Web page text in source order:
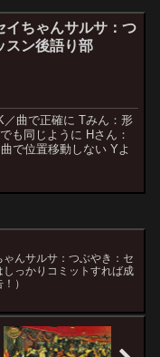
イちゃんサルサ：つ
スン後語り部
曲で正確に Tみん：形
も同じように Hさん：
で位置移動しない Yよ
んサルサ：つぶやき：セ
しっかりコミットすれば成
）